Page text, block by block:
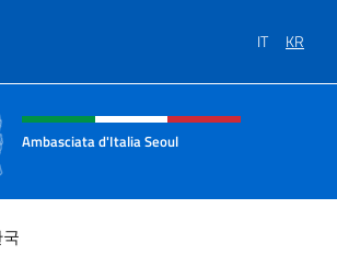
IT KR
sito, social e menù
Ambasciata d'Italia Seoul